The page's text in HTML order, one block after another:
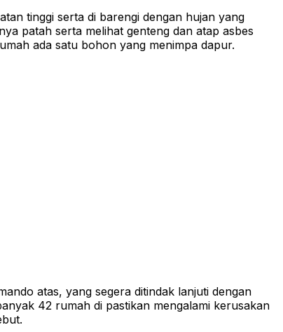
tinggi serta di barengi dengan hujan yang
patah serta melihat genteng dan atap asbes
ada satu bohon yang menimpa dapur.
atas, yang segera ditindak lanjuti dengan
42 rumah di pastikan mengalami kerusakan